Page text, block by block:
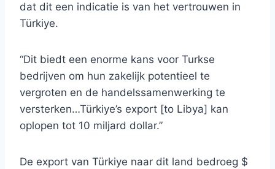
dat dit een indicatie is van het vertrouwen in
Türkiye.
“Dit biedt een enorme kans voor Turkse
bedrijven om hun zakelijk potentieel te
vergroten en de handelssamenwerking te
versterken…Türkiye’s export [to Libya] kan
oplopen tot 10 miljard dollar.”
De export van Türkiye naar dit land bedroeg $